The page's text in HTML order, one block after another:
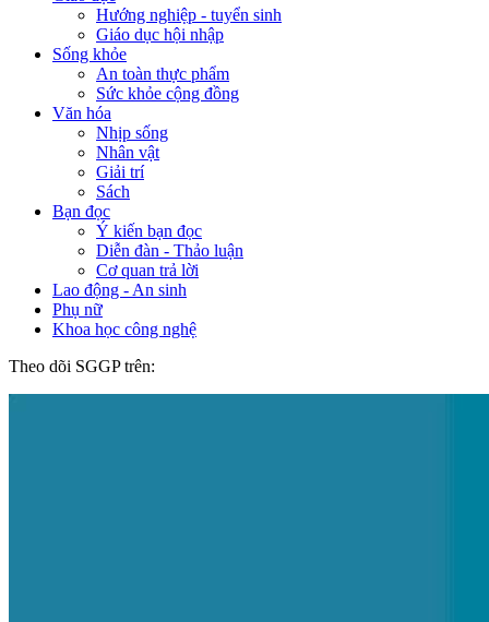
Hướng nghiệp - tuyển sinh
Giáo dục hội nhập
Sống khỏe
An toàn thực phẩm
Sức khỏe cộng đồng
Văn hóa
Nhịp sống
Nhân vật
Giải trí
Sách
Bạn đọc
Ý kiến bạn đọc
Diễn đàn - Thảo luận
Cơ quan trả lời
Lao động - An sinh
Phụ nữ
Khoa học công nghệ
Theo dõi SGGP trên: